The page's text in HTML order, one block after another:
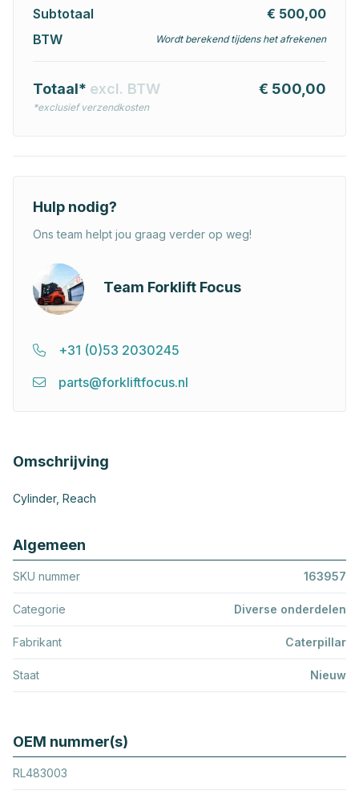
Subtotaal
€ 500,00
BTW
Wordt berekend tijdens het afrekenen
Totaal* excl. BTW
*exclusief verzendkosten
€ 500,00
Hulp nodig?
Ons team helpt jou graag verder op weg!
Team Forklift Focus
+31 (0)53 2030245
parts@forkliftfocus.nl
Omschrijving
Cylinder, Reach
Algemeen
SKU nummer 163957
Categorie Diverse onderdelen
Fabrikant Caterpillar
Staat Nieuw
OEM nummer(s)
RL483003